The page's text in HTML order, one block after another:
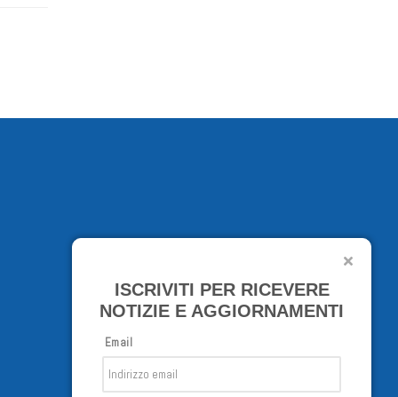
ISCRIVITI PER RICEVERE
NOTIZIE E AGGIORNAMENTI
Email